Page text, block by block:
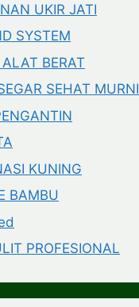
UKIR JATI
SYSTEM
BERAT
SEHAT MURNI
KUNING
BAMBU
PROFESIONAL